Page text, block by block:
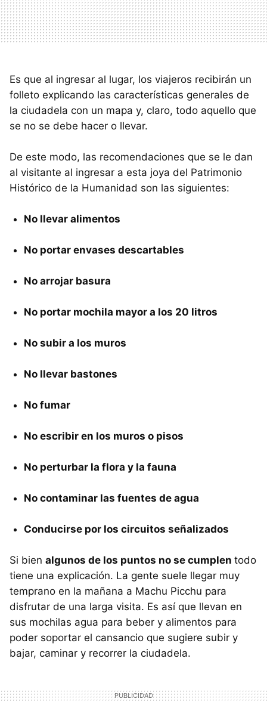
Es que al ingresar al lugar, los viajeros recibirán un
folleto explicando las características generales de
la ciudadela con un mapa y, claro, todo aquello que
se no se debe hacer o llevar.
De este modo, las recomendaciones que se le dan
al visitante al ingresar a esta joya del Patrimonio
Histórico de la Humanidad son las siguientes:
No llevar alimentos
No portar envases descartables
No arrojar basura
No portar mochila mayor a los 20 litros
No subir a los muros
No llevar bastones
No fumar
No escribir en los muros o pisos
No perturbar la flora y la fauna
No contaminar las fuentes de agua
Conducirse por los circuitos señalizados
Si bien algunos de los puntos no se cumplen todo
tiene una explicación. La gente suele llegar muy
temprano en la mañana a Machu Picchu para
disfrutar de una larga visita. Es así que llevan en
sus mochilas agua para beber y alimentos para
poder soportar el cansancio que sugiere subir y
bajar, caminar y recorrer la ciudadela.